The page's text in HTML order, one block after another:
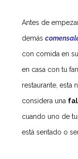
Antes de
demás
con comida en
en casa con tu
restaurante, esta
considera una
cuando uno de
está sentado o